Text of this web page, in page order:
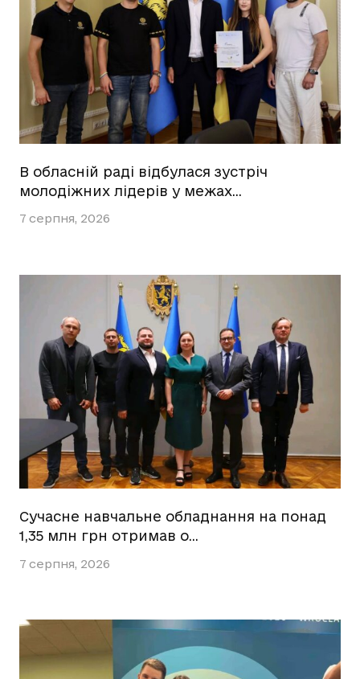
В обласній раді відбулася зустріч
молодіжних лідерів у межах…
7 серпня, 2026
Сучасне навчальне обладнання на понад
1,35 млн грн отримав о…
7 серпня, 2026